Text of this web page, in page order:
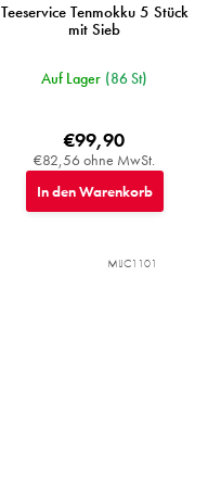
Teeservice Tenmokku 5 Stück
mit Sieb
Auf Lager (86 St)
€82,56 ohne MwSt.
€99,90
In den Warenkorb
MIJC1101